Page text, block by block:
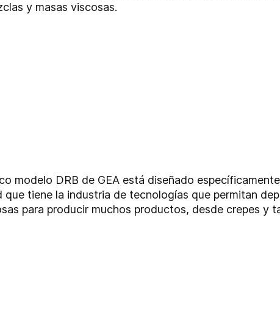
y masas viscosas.
modelo DRB de GEA está diseñado
tiene la industria de tecnologías que permitan
para producir muchos productos, desde crepes y